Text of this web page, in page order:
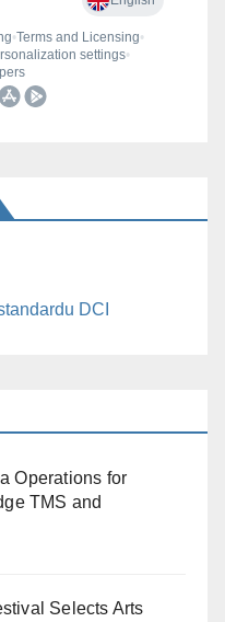
DCI
Operations for
TMS and
Selects Arts